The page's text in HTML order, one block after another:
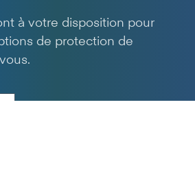
à votre disposition pour
de protection de